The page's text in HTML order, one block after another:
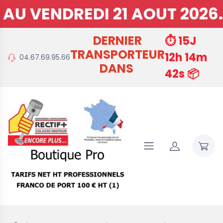
21 AOUT 2026.
04.67.69.95.66
DERNIER
TRANSPORTEUR
DANS
⏱️ 15J
12h 14m
40s 📦